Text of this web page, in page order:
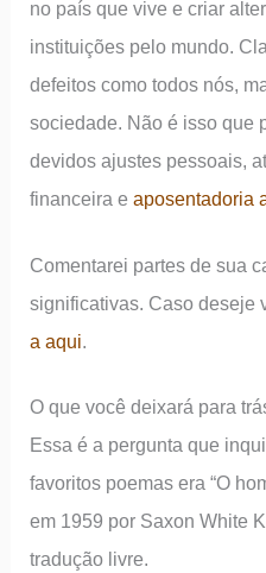
no país que vive e criar
instituições pelo mundo.
defeitos como todos nós,
sociedade. Não é isso que
devidos ajustes pessoais,
financeira eaposentadoria
Comentarei partes de sua
significativas. Caso deseje
a aqui.
O que você deixará para
Essa é a pergunta que
favoritos poemas era “O
em 1959 por Saxon White
tradução livre.